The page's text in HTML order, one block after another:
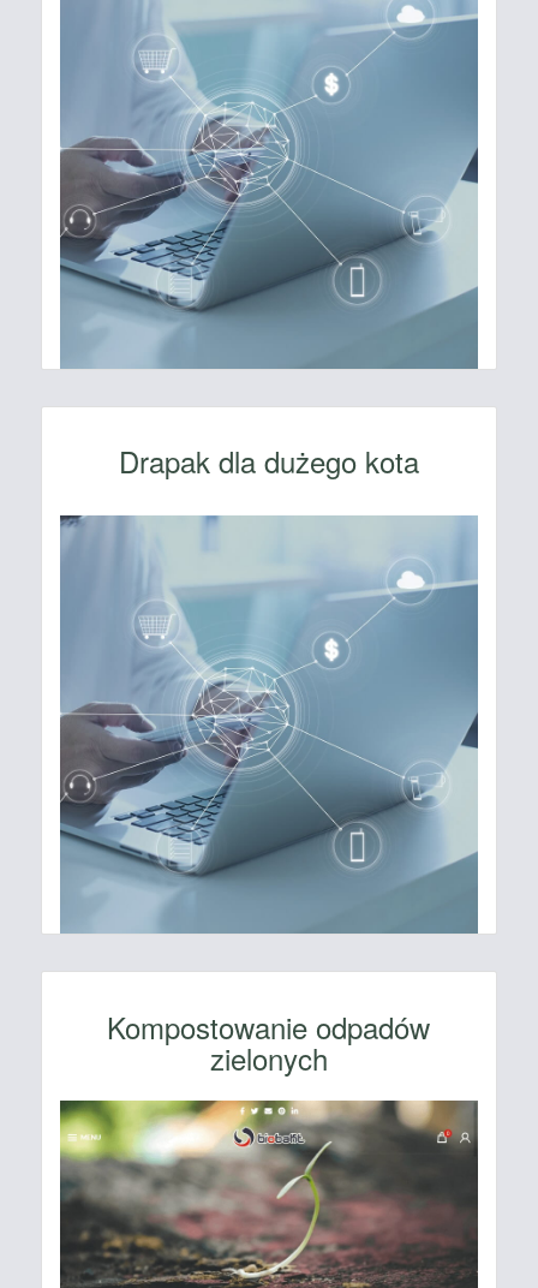
Drapak dla dużego kota
Kompostowanie odpadów
zielonych